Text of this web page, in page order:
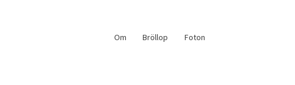
Om Bröllop Foton